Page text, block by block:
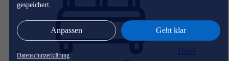
gespeichert.
Anpassen Geht klar
Datenschutzerklärung